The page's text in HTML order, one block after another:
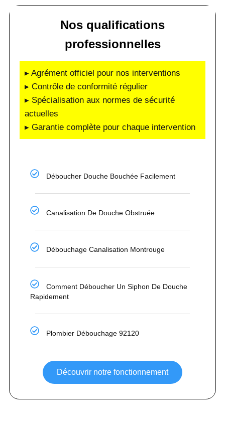
Nos qualifications
professionnelles
▸ Agrément officiel pour nos interventions
▸ Contrôle de conformité régulier
▸ Spécialisation aux normes de sécurité
actuelles
▸ Garantie complète pour chaque intervention
Déboucher Douche Bouchée Facilement
Canalisation De Douche Obstruée
Débouchage Canalisation Montrouge
Comment Déboucher Un Siphon De Douche
Rapidement
Plombier Débouchage 92120
Découvrir notre fonctionnement